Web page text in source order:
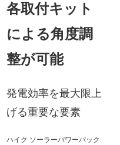
各取付キット
による角度調
整が可能
発電効率を最大限上
げる重要な要素
ハイク ソーラーパワーパック